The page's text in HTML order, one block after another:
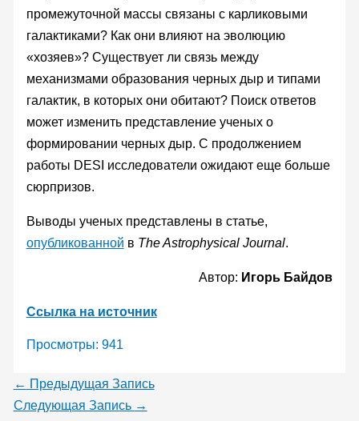
промежуточной массы связаны с карликовыми
галактиками? Как они влияют на эволюцию
«хозяев»? Существует ли связь между
механизмами образования черных дыр и типами
галактик, в которых они обитают? Поиск ответов
может изменить представление ученых о
формировании черных дыр. С продолжением
работы DESI исследователи ожидают еще больше
сюрпризов.
Выводы ученых представлены в статье,
опубликованной в The Astrophysical Journal.
Автор: Игорь Байдов
Ссылка на источник
Просмотры: 941
← Предыдущая Запись
Следующая Запись →